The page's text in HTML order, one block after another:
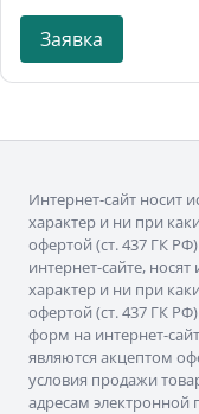
Заявка
Интернет-сайт
характер и ни при
офертой (ст. 437 ГК
интернет-сайте,
характер и ни при
офертой (ст. 437 ГК
форм на интернет-
являются акцептом
условия продажи
адресам электронной